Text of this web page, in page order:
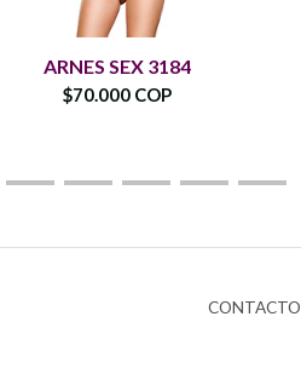
ARNES SEX 3184
$70.000 COP
CONTACTO